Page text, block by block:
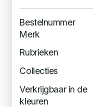
Bestelnummer
Merk
Rubrieken
Collecties
Verkrijgbaar in de
kleuren